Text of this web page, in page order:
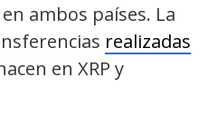
ambos países. La
realizadas
en XRP y